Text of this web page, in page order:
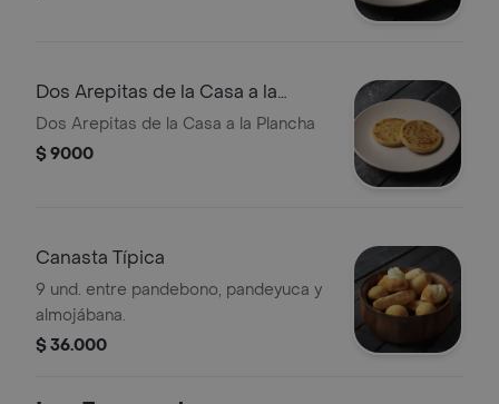
Dos Arepitas de la Casa a la
Plancha
Dos Arepitas de la Casa a la Plancha
$ 9000
Canasta Típica
9 und. entre pandebono, pandeyuca y
almojábana.
$ 36.000